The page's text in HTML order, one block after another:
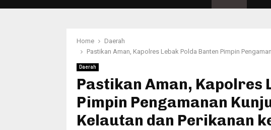
Home
Daerah
Pastikan Aman, Kapolres Lebak Polda Banten Pimpin
Daerah
Pastikan Aman, Kapolres
Pimpin Pengamanan
Kelautan dan Perikanan